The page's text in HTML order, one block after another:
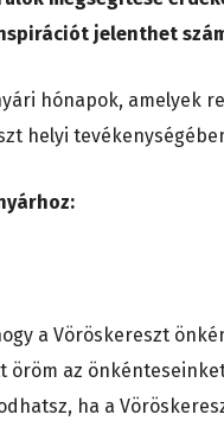
jelenthet
hónapok, amelyek
helyi
a Vöröskereszt
öröm az
ha a